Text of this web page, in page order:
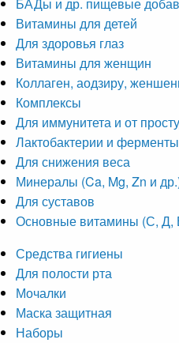
БАДы и др. пищевые
Витамины для детей
Для здоровья глаз
Витамины для женщин
Коллаген, аодзиру,
Комплексы
Для иммунитета и от
Лактобактерии и ферменты
Для снижения веса
Минералы (Ca, Mg, Zn и
Для суставов
Основные витамины (С, Д,
Средства гигиены
Для полости рта
Мочалки
Маска защитная
Наборы